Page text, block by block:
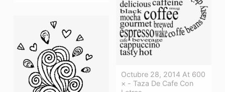
Octubre 28, 2014 At 600
× - Taza De Cafe Con